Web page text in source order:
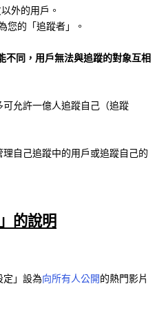
外的用戶。
您的「追蹤者」。
不同，用戶無法與追蹤的對象互相
允許一億人追蹤自己（追蹤
理自己追蹤中的用戶或追蹤自己的
的說明
定」設為向所有人公開的熱門影片